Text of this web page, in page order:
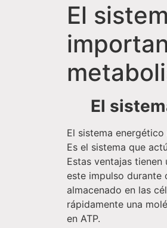
El
El
El sistema
Es el sistema que
Estas ventajas
este impulso durante
almacenado en las
rápidamente una
en ATP.